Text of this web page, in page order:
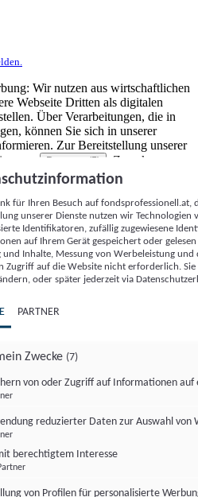
Wir nutzen aus wirtschaftlichen
Webseite Dritten als digitalen
Über Verarbeitungen, die in
können Sie sich in unserer
Zur Bereitstellung unserer
von
Partnern (5)
. Zwecke:
Messung von Werbeleistung
sowie Zielgruppenforschung.
Online-Kennungen (z. B. login-
Kennungen,
zusammen mit anderen
und Browserinformationen,
Technologien usw.) auf
von dort ausgelesen werden, um es
es eine App oder einer Webseite
oder mehrere der hier aufgeführten
für Ihren Besuch auf
unserer Dienste nutzen wir Technologien
Identifikatoren, zufällig zugewiesene
auf Ihrem Gerät gespeichert oder
Inhalte, Messung von Werbeleistung
Zugriff auf die Website nicht erforderlich.
oder später jederzeit via
PARTNER
Zwecke (7)
von oder Zugriff auf Informationen auf
reduzierter Daten zur Auswahl von
berechtigtem Interesse
von Profilen für personalisierte